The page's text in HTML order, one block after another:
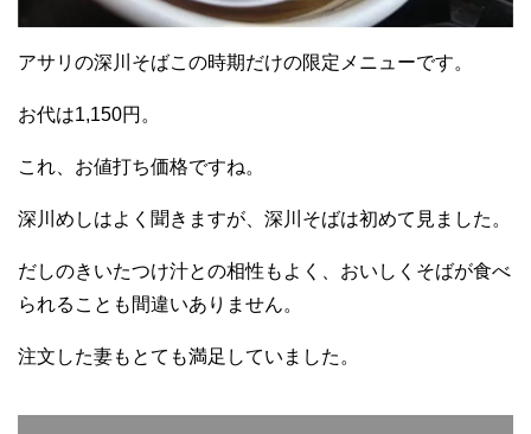
アサリの深川そばこの時期だけの限定メニューです。
お代は1,150円。
これ、お値打ち価格ですね。
深川めしはよく聞きますが、深川そばは初めて見ました。
だしのきいたつけ汁との相性もよく、おいしくそばが食べ
られることも間違いありません。
注文した妻もとても満足していました。